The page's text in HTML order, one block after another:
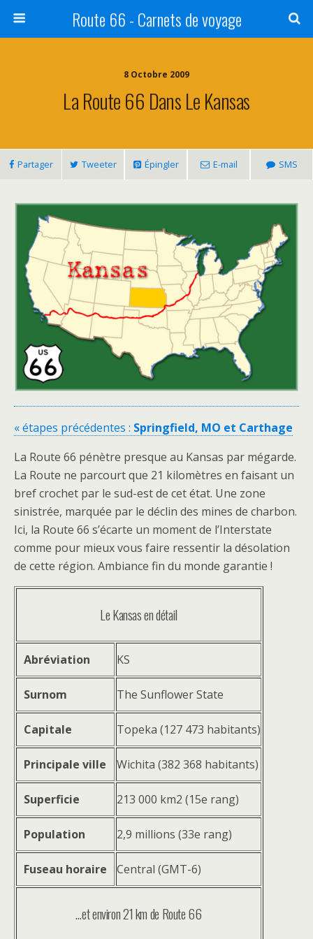
Route 66 - Carnets de voyage
8 Octobre 2009
La Route 66 Dans Le Kansas
Partager Tweeter Épingler E-mail SMS
« étapes précédentes : Springfield, MO et Carthage
La Route 66 pénètre presque au Kansas par mégarde.
La Route ne parcourt que 21 kilomètres en faisant un
bref crochet par le sud-est de cet état. Une zone
sinistrée, marquée par le déclin des mines de charbon.
Ici, la Route 66 s’écarte un moment de l’Interstate
comme pour mieux vous faire ressentir la désolation
de cette région. Ambiance fin du monde garantie !
Le Kansas en détail
Abréviation KS
Surnom The Sunflower State
Capitale Topeka (127 473 habitants)
Principale ville Wichita (382 368 habitants)
Superficie 213 000 km2 (15e rang)
Population 2,9 millions (33e rang)
Fuseau horaire Central (GMT-6)
…et environ 21 km de Route 66